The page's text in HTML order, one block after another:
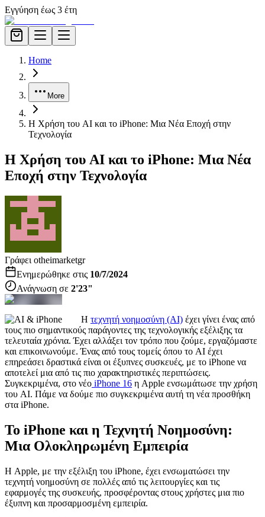
Εγγύηση έως 3 έτη
Home
More
Η Χρήση του AI και το iPhone: Μια Νέα Εποχή στην
Τεχνολογία
Η Χρήση του AI και το iPhone: Μια Νέα
Εποχή στην Τεχνολογία
Γράφει οtheimarketgr
Ενημερώθηκε στις 10/7/2024
Ανάγνωση σε 2'23"
Η τεχνητή νοημοσύνη (AI) έχει γίνει ένας από
τους πιο σημαντικούς παράγοντες της τεχνολογικής εξέλιξης τα
τελευταία χρόνια. Έχει αλλάξει τον τρόπο που ζούμε, εργαζόμαστε
και επικοινωνούμε. Ένας από τους τομείς όπου το AI έχει
επηρεάσει δραστικά είναι οι έξυπνες συσκευές, με το iPhone να
αποτελεί μια από τις πιο χαρακτηριστικές περιπτώσεις.
Συγκεκριμένα, στο νέο iPhone 16 η Apple ενσωμάτωσε την χρήση
του AI. Πάμε να δούμε πιο συγκεκριμένα αυτή τη νέα προσθήκη
στα iPhone.
Το iPhone και η Τεχνητή Νοημοσύνη:
Μια Ολοκληρωμένη Εμπειρία
Η Apple, με την εξέλιξη του iPhone, έχει ενσωματώσει την
τεχνητή νοημοσύνη σε πολλές από τις λειτουργίες και τις
εφαρμογές της συσκευής, προσφέροντας στους χρήστες μια πιο
έξυπνη και προσαρμοσμένη εμπειρία.